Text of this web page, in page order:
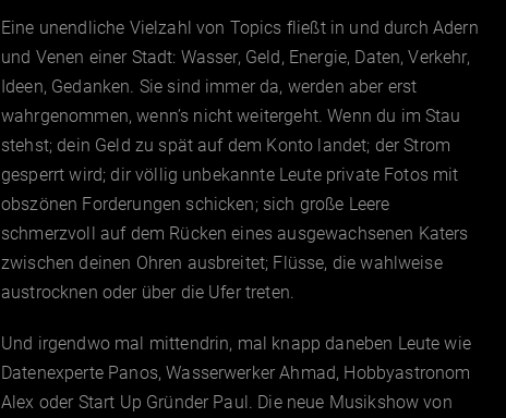
Eine unendliche Vielzahl von Topics fließt in und durch Adern
und Venen einer Stadt: Wasser, Geld, Energie, Daten, Verkehr,
Ideen, Gedanken. Sie sind immer da, werden aber erst
wahrgenommen, wenn’s nicht weitergeht. Wenn du im Stau
stehst; dein Geld zu spät auf dem Konto landet; der Strom
gesperrt wird; dir völlig unbekannte Leute private Fotos mit
obszönen Forderungen schicken; sich große Leere
schmerzvoll auf dem Rücken eines ausgewachsenen Katers
zwischen deinen Ohren ausbreitet; Flüsse, die wahlweise
austrocknen oder über die Ufer treten.
Und irgendwo mal mittendrin, mal knapp daneben Leute wie
Datenexperte Panos, Wasserwerker Ahmad, Hobbyastronom
Alex oder Start Up Gründer Paul. Die neue Musikshow von